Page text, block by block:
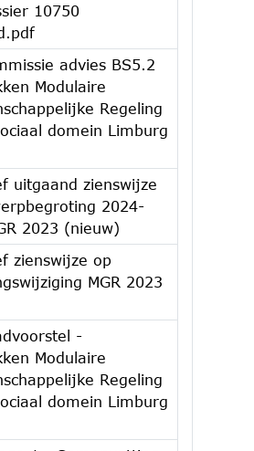
10750
advies BS5.2
Modulaire
Regeling
domein Limburg
uitgaand zienswijze
2024-
2023 (nieuw)
zienswijze op
MGR 2023
-
Modulaire
Regeling
domein Limburg